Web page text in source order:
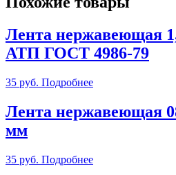
Лента нержавеющая
АТП ГОСТ 4986-79
35 руб. Подробнее
Лента нержавеющая
мм
35 руб. Подробнее